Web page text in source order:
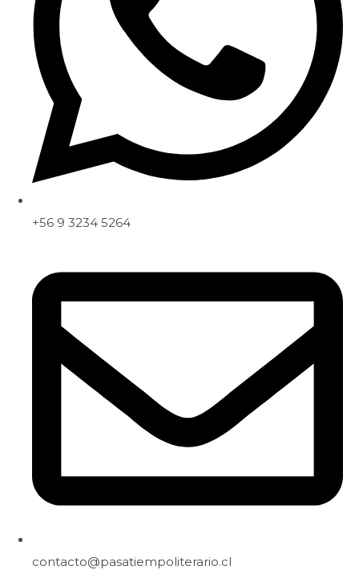
+56 9 3234 5264
contacto@pasatiempoliterario.cl